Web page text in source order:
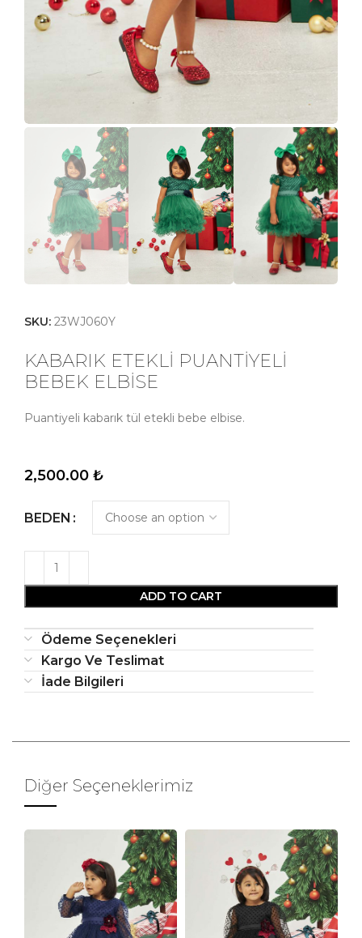
SKU: 23WJ060Y
KABARIK ETEKLİ PUANTİYELİ
BEBEK ELBİSE
Puantiyeli kabarık tül etekli bebe elbise.
2,500.00 ₺
BEDEN
ADD TO CART
Ödeme Seçenekleri
Kargo Ve Teslimat
İade Bilgileri
Diğer Seçeneklerimiz